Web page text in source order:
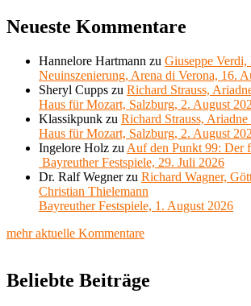
Neueste Kommentare
Hannelore Hartmann zu Giuseppe Verdi,
Neuinszenierung, Arena di Verona, 16.
Sheryl Cupps zu Richard Strauss,
Haus für Mozart, Salzburg, 2. August
Klassikpunk zu Richard Strauss,
Haus für Mozart, Salzburg, 2. August
Ingelore Holz zu Auf den Punkt 99: Der
Bayreuther Festspiele, 29. Juli 2026
Dr. Ralf Wegnerzu Richard Wagner,
Christian Thielemann
Bayreuther Festspiele, 1. August 2026
mehr aktuelle Kommentare
Beliebte Beiträge